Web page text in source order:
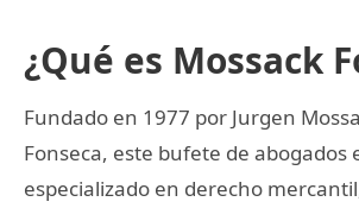
¿Qué es Mossack
Fundado en 1977 por Jurgen
Fonseca, este bufete de abogados
especializado en derecho